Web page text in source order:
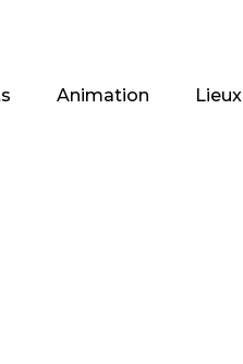
Animation Lieux